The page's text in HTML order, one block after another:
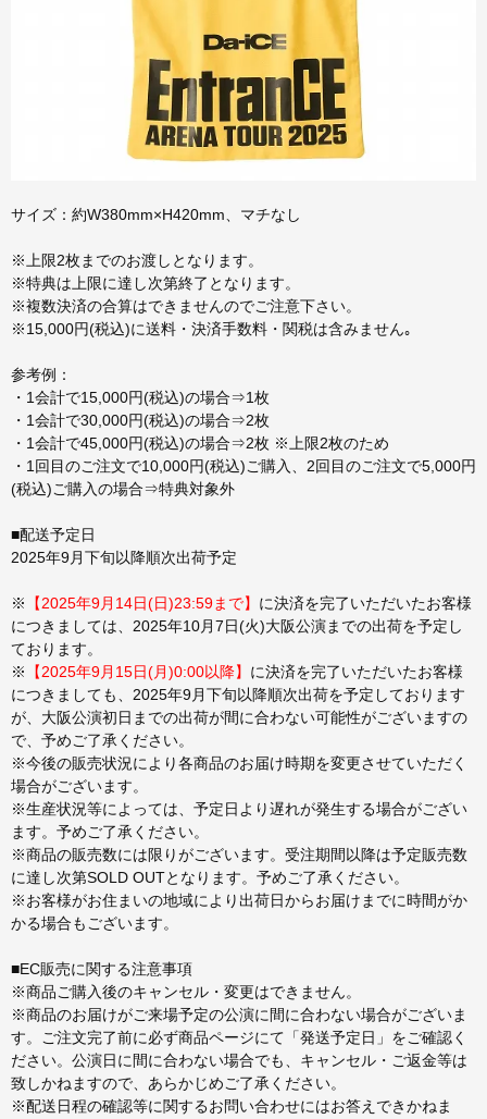
サイズ：約W380mm×H420mm、マチなし
※上限2枚までのお渡しとなります。
※特典は上限に達し次第終了となります。
※複数決済の合算はできませんのでご注意下さい。
※15,000円(税込)に送料・決済手数料・関税は含みません｡
参考例：
・1会計で15,000円(税込)の場合⇒1枚
・1会計で30,000円(税込)の場合⇒2枚
・1会計で45,000円(税込)の場合⇒2枚 ※上限2枚のため
・1回目のご注文で10,000円(税込)ご購入、2回目のご注文で5,000円
(税込)ご購入の場合⇒特典対象外
■配送予定日
2025年9月下旬以降順次出荷予定
※ 【2025年9月14日(日)23:59まで】 に決済を完了いただいたお客様
につきましては、2025年10月7日(火)大阪公演までの出荷を予定し
ております。
※
【2025年9月15日(月)0:00以降】 に決済を完了いただいたお客様
につきましても、2025年9月下旬以降順次出荷を予定しております
が、大阪公演初日までの出荷が間に合わない可能性がございますの
で、予めご了承ください。
※今後の販売状況により各商品のお届け時期を変更させていただく
場合がございます。
※生産状況等によっては、予定日より遅れが発生する場合がござい
ます。予めご了承ください。
※商品の販売数には限りがございます。受注期間以降は予定販売数
に達し次第SOLD OUTとなります。予めご了承ください。
※お客様がお住まいの地域により出荷日からお届けまでに時間がか
かる場合もございます。
■EC販売に関する注意事項
※商品ご購入後のキャンセル・変更はできません。
※商品のお届けがご来場予定の公演に間に合わない場合がございま
す。ご注文完了前に必ず商品ページにて「発送予定日」をご確認く
ださい。公演日に間に合わない場合でも、キャンセル・ご返金等は
致しかねますので、あらかじめご了承ください。
※配送日程の確認等に関するお問い合わせにはお答えできかねま